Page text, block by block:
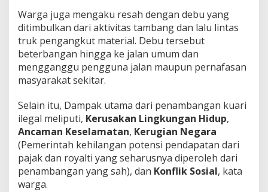
a
m
T
e
r
k
a
t
A
d
a
n
y
A
Warga juga mengaku resah dengan debu yang
ditimbulkan dari aktivitas tambang dan lalu lintas
truk pengangkut material. Debu tersebut
beterbangan hingga ke jalan umum dan
mengganggu pengguna jalan maupun pernafasan
masyarakat sekitar.
Selain itu, Dampak utama dari penambangan kuari
ilegal meliputi, Kerusakan Lingkungan Hidup,
Ancaman Keselamatan, Kerugian Negara
(Pemerintah kehilangan potensi pendapatan dari
pajak dan royalti yang seharusnya diperoleh dari
penambangan yang sah), dan Konflik Sosial, kata
warga.